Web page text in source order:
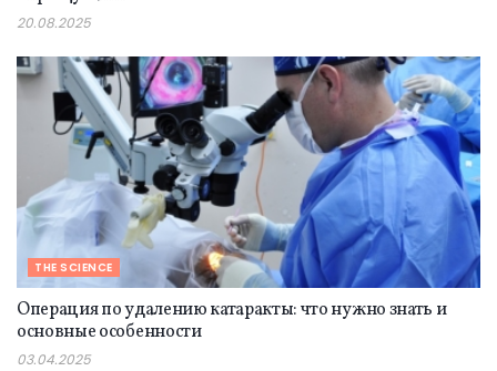
20.08.2025
THE SCIENCE
Операция по удалению катаракты: что нужно знать и
основные особенности
03.04.2025